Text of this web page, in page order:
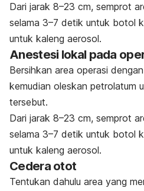
Dari jarak 8–23 cm, semprot
selama 3–7 detik untuk botol
untuk kaleng aerosol.
Anestesi lokal pada
Bersihkan area operasi dengan
kemudian oleskan petrolatum
tersebut.
Dari jarak 8–23 cm, semprot
selama 3–7 detik untuk botol
untuk kaleng aerosol.
Cedera otot
Tentukan dahulu area yang